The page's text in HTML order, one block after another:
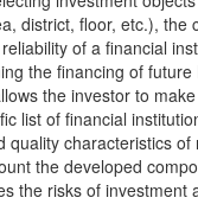
district, floor, etc.), the
of a financial
the financing of future
the investor to
list of financial
quality characteristics of
the developed
the risks of investment